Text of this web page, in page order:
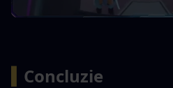
Concluzie